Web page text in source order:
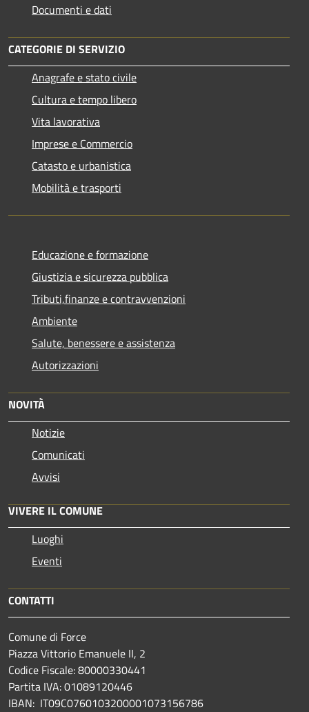
Documenti e dati
CATEGORIE DI SERVIZIO
Anagrafe e stato civile
Cultura e tempo libero
Vita lavorativa
Imprese e Commercio
Catasto e urbanistica
Mobilità e trasporti
Educazione e formazione
Giustizia e sicurezza pubblica
Tributi,finanze e contravvenzioni
Ambiente
Salute, benessere e assistenza
Autorizzazioni
NOVITÀ
Notizie
Comunicati
Avvisi
VIVERE IL COMUNE
Luoghi
Eventi
CONTATTI
Comune di Force
Piazza Vittorio Emanuele II, 2
Codice Fiscale: 80000330441
Partita IVA: 01089120446
IBAN: IT09C0760103200001073156786